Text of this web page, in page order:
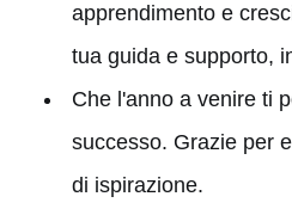
apprendimento e
tua guida e supporto,
Che l'anno a venire ti
successo. Grazie per
di ispirazione.